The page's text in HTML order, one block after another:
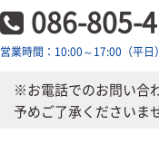
086-805-
営業時間：10:00～17:00（平日）
※お電話でのお問い合
予めご了承くださいま